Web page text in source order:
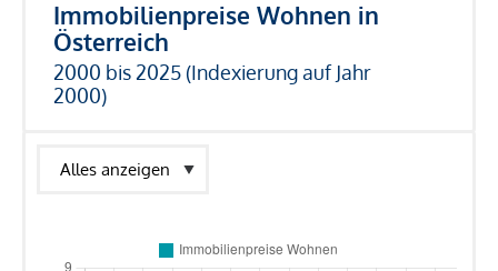
Immobilienpreise Wohnen in
Österreich
2000 bis 2025 (Indexierung auf Jahr
2000)